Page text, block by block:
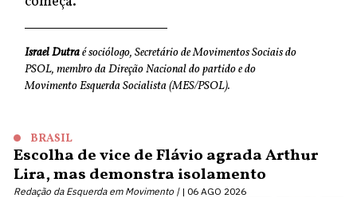
Israel Dutraé sociólogo, Secretário de Movimentos Sociais do
PSOL, membro da Direção Nacional do partido e do
Movimento Esquerda Socialista (MES/PSOL).
BRASIL
Escolha de vice de Flávio agrada Arthur
Lira, mas demonstra isolamento
Redação da Esquerda em Movimento | 06 AGO 2026